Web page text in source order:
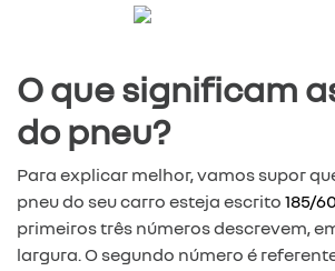
O que significam
do pneu?
Para explicar melhor, vamos supor
pneu do seu carro esteja escrito 185/
primeiros três números descrevem,
largura. O segundo número é